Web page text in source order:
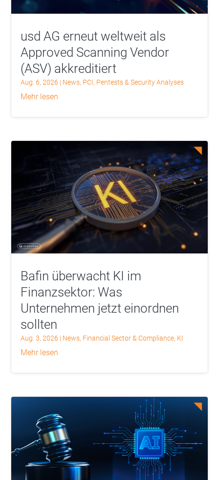
usd AG erneut weltweit als
Approved Scanning Vendor
(ASV) akkreditiert
Aug. 6, 2026 | News, PCI, Pentests & Security Analyses
mehr lesen
Bafin überwacht KI im
Finanzsektor: Was
Unternehmen jetzt einordnen
sollten
Aug. 3, 2026 | News, Financial Sector & Compliance, KI
mehr lesen